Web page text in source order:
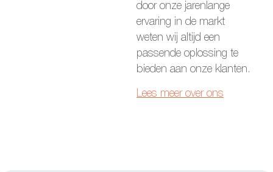
door onze jarenlange
ervaring in de markt
weten wij altijd een
passende oplossing te
bieden aan onze klanten.
Lees meer over ons